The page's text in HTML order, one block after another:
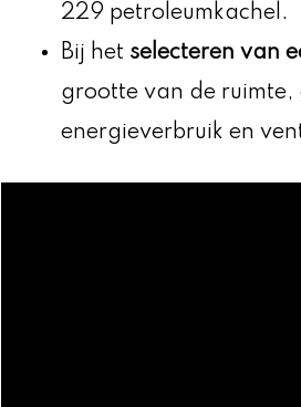
229 petroleumkachel.
Bij het selecteren van
grootte van de ruimte,
energieverbruik en